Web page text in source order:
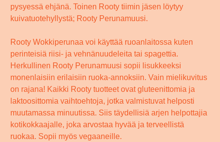
pysyessä ehjänä. Toinen Rooty tiimin jäsen löytyy
kuivatuotehyllystä; Rooty Perunamuusi.
Rooty Wokkiperunaa voi käyttää ruoanlaitossa kuten
perinteisiä riisi- ja vehnänuudeleita tai spagettia.
Herkullinen Rooty Perunamuusi sopii lisukkeeksi
monenlaisiin erilaisiin ruoka-annoksiin. Vain mielikuvitus
on rajana! Kaikki Rooty tuotteet ovat gluteenittomia ja
laktoosittomia vaihtoehtoja, jotka valmistuvat helposti
muutamassa minuutissa. Siis täydellisiä arjen helpottajia
kotikokkaajalle, joka arvostaa hyvää ja terveellistä
ruokaa. Sopii myös vegaaneille.